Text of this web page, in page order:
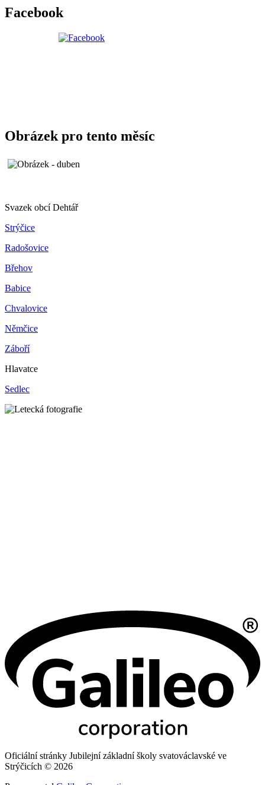
Facebook
Obrázek pro tento měsíc
Svazek obcí Dehtář
Strýčice
Radošovice
Břehov
Babice
Chvalovice
Němčice
Záboří
Hlavatce
Sedlec
Oficiální stránky Jubilejní základní školy svatováclavské ve
Strýčicích © 2026